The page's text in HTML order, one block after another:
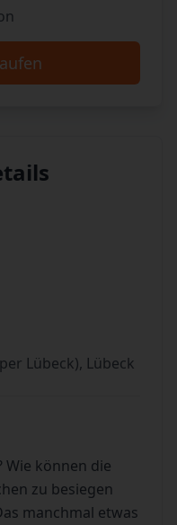
Lübeck), Lübeck
Wie können die
zu besiegen
manchmal etwas